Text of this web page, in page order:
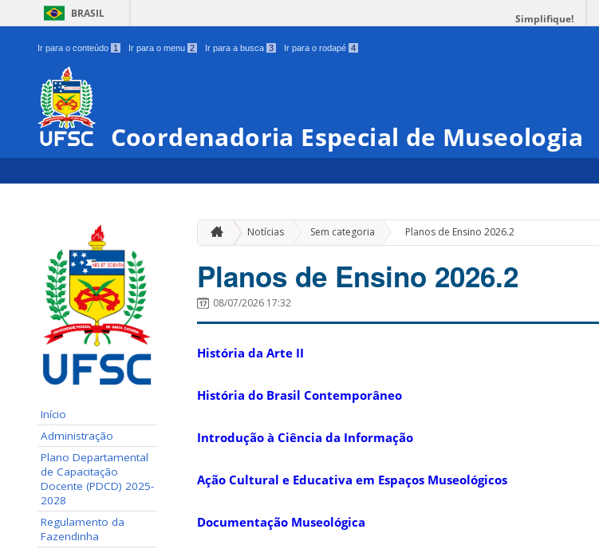
BRASIL Simplifique!
Ir para o conteúdo 1 Ir para o menu 2 Ir para a busca 3 Ir para o rodapé 4
Coordenadoria Especial de Museologia
Início
Administração
Plano Departamental
de Capacitação
Docente (PDCD) 2025-
2028
Regulamento da
Fazendinha
Notícias Sem categoria » Planos de Ensino 2026.2
Planos de Ensino 2026.2
08/07/2026 17:32
História da Arte II
História do Brasil Contemporâneo
Introdução à Ciência da Informação
Ação Cultural e Educativa em Espaços Museológicos
Documentação Museológica